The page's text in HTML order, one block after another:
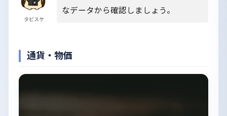
タビスケ
なデータから確認しましょう。
通貨・物価